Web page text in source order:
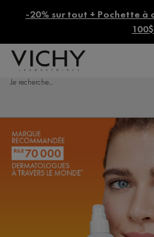
-20% sur tout + Pochette
Je recherche...